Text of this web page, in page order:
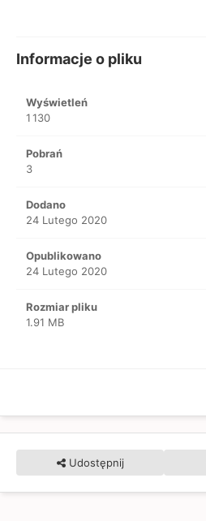
Informacje o pliku
Wyświetleń
1 130
Pobrań
3
Dodano
24 Lutego 2020
Opublikowano
24 Lutego 2020
Rozmiar pliku
1.91 MB
Udostępnij